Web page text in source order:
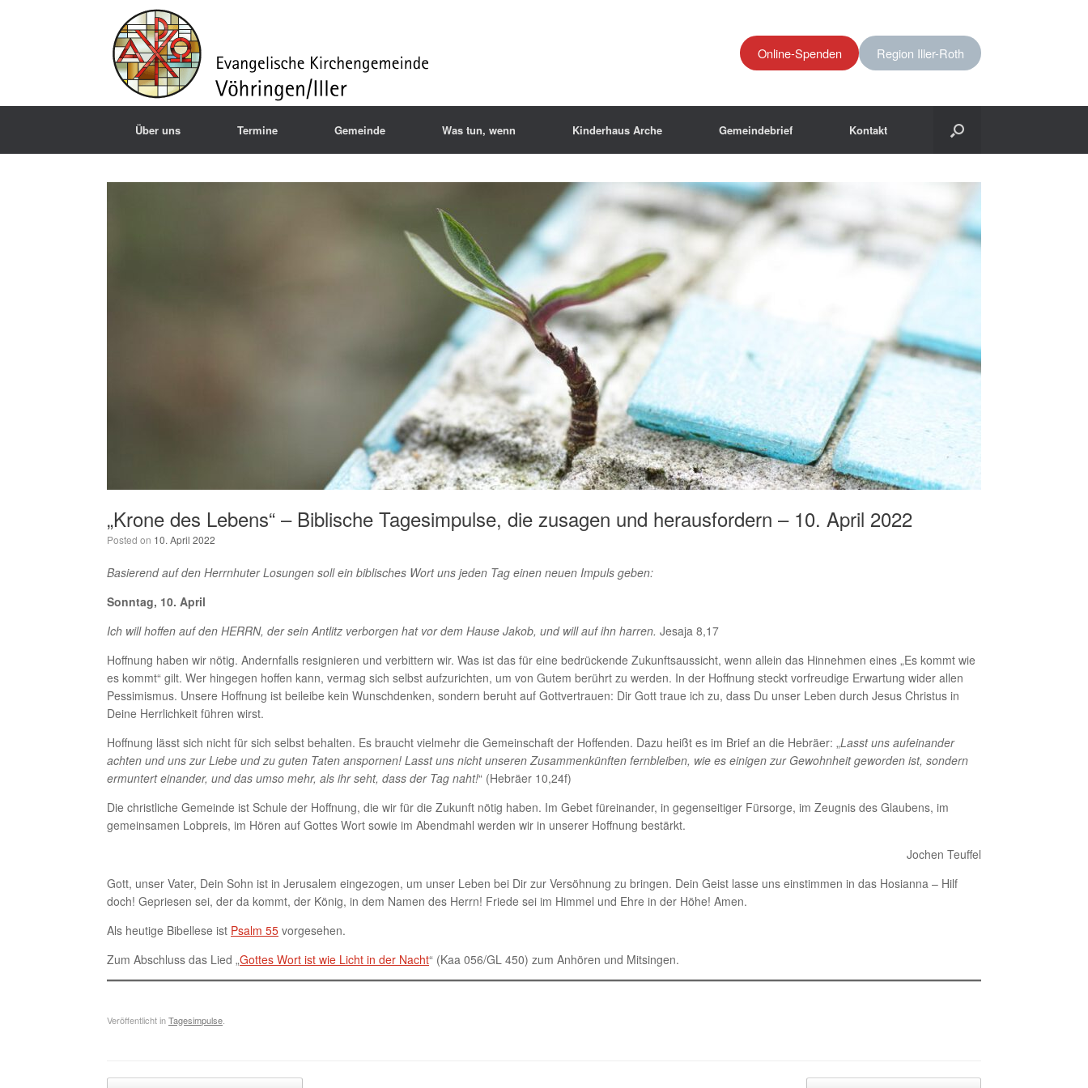
Online-Spenden Region Iller-Roth
Über uns Termine Gemeinde Was tun, wenn Kinderhaus Arche Gemeindebrief Kontakt
„Krone des Lebens“ – Biblische Tagesimpulse, die zusagen und herausfordern – 10. April 2022
Posted on 10. April 2022
Basierend auf den Herrnhuter Losungen soll ein biblisches Wort uns jeden Tag einen neuen Impuls geben:
Sonntag, 10. April
Ich will hoffen auf den HERRN, der sein Antlitz verborgen hat vor dem Hause Jakob, und will auf ihn harren. Jesaja 8,17
Hoffnung haben wir nötig. Andernfalls resignieren und verbittern wir. Was ist das für eine bedrückende Zukunftsaussicht, wenn allein das Hinnehmen eines „Es kommt wie
es kommt“ gilt. Wer hingegen hoffen kann, vermag sich selbst aufzurichten, um von Gutem berührt zu werden. In der Hoffnung steckt vorfreudige Erwartung wider allen
Pessimismus. Unsere Hoffnung ist bei­leibe kein Wunschden­ken, sondern beruht auf Gottvertrauen: Dir Gott traue ich zu, dass Du unser Leben durch Jesus Christus in
Deine Herrlichkeit führen wirst.
Hoffnung lässt sich nicht für sich selbst behalten. Es braucht vielmehr die Gemeinschaft der Hoffenden. Dazu heißt es im Brief an die Hebräer: „Lasst uns aufeinander
achten und uns zur Liebe und zu guten Taten anspornen! Lasst uns nicht unseren Zusammenkünften fernbleiben, wie es einigen zur Gewohnheit geworden ist, sondern
ermuntert einander, und das umso mehr, als ihr seht, dass der Tag naht!“ (Hebräer 10,24f)
Die christliche Gemeinde ist Schule der Hoffnung, die wir für die Zukunft nötig haben. Im Gebet füreinander, in gegenseitiger Fürsorge, im Zeugnis des Glaubens, im
gemeinsamen Lobpreis, im Hören auf Gottes Wort sowie im Abendmahl werden wir in unserer Hoffnung bestärkt.
Jochen Teuffel
Gott, unser Vater, Dein Sohn ist in Jerusalem eingezogen, um unser Leben bei Dir zur Versöhnung zu bringen. Dein Geist lasse uns einstimmen in das Hosianna – Hilf
doch! Gepriesen sei, der da kommt, der König, in dem Namen des Herrn! Friede sei im Himmel und Ehre in der Höhe! Amen.
Als heutige Bibellese ist Psalm 55 vorgesehen.
Zum Abschluss das Lied „Gottes Wort ist wie Licht in der Nacht“ (Kaa 056/GL 450) zum Anhören und Mitsingen.
Veröffentlicht inTagesimpulse